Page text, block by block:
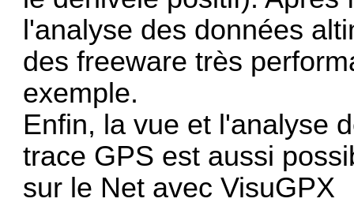
l'analyse des données
des freeware très
exemple.
Enfin, la vue et l'analyse
trace GPS est aussi
sur le Net avecVisuGPX